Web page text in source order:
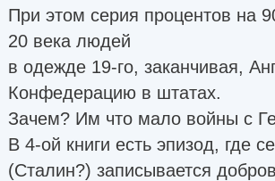
При этом серия процентов на
20 века людей
в одежде 19-го, заканчивая,
Конфедерацию в штатах.
Зачем? Им что мало войны с
В 4-ой книги есть эпизод, где
(Сталин?) записывается